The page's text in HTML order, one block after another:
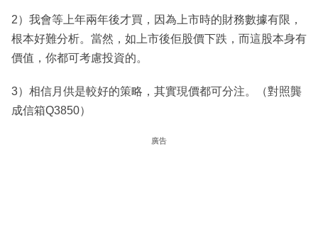
2）我會等上年兩年後才買，因為上市時的財務數據有限，
根本好難分析。當然，如上市後佢股價下跌，而這股本身有
價值，你都可考慮投資的。
3）相信月供是較好的策略，其實現價都可分注。（對照龔
成信箱Q3850）
廣告